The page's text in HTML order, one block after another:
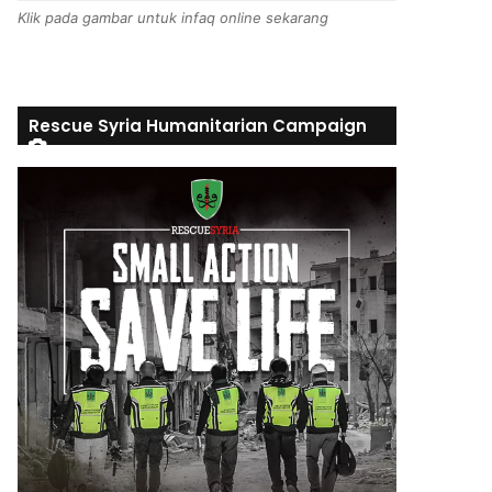
Klik pada gambar untuk infaq online sekarang
Rescue Syria Humanitarian Campaign